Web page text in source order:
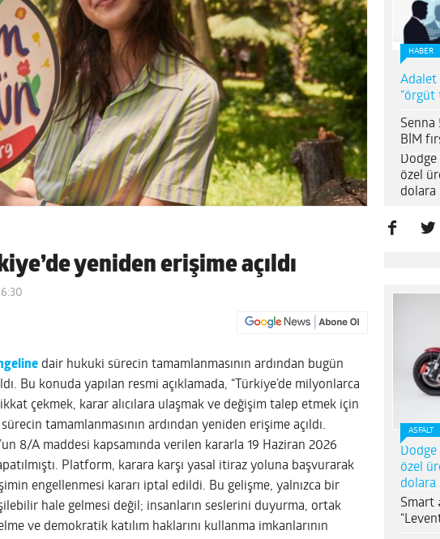
yeniden erişime açıldı
dair hukuki sürecin tamamlanmasının ardından bugün
Bu konuda yapılan resmi açıklamada, “Türkiye’de milyonlarca
çekmek, karar alıcılara ulaşmak ve değişim talep etmek için
tamamlanmasının ardından yeniden erişime açıldı.
8/A maddesi kapsamında verilen kararla 19 Haziran 2026
Platform, karara karşı yasal itiraz yoluna başvurarak
engellenmesi kararı iptal edildi. Bu gelişme, yalnızca bir
hale gelmesi değil; insanların seslerini duyurma, ortak
ve demokratik katılım haklarını kullanma imkanlarının
HABER
Adalet
“örgüt
Senna
BİM
Dodge
özel
dolara
ASFALT
Dodge
özel
dolara
Smart